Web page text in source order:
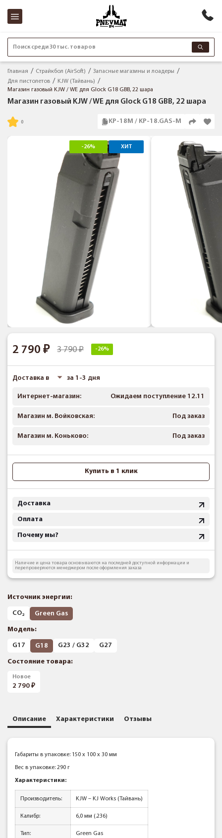
Поиск среди 30 тыс. товаров
Главная Страйкбол (AirSoft)
Запасные магазины и лоадеры
Для пистолетов
KJW (Тайвань)
Магазин газовый KJW / WE для Glock G18 GBB, 22 шара
Магазин газовый KJW / WE для Glock G18 GBB, 22 шара
KP-18M / KP-18.GAS-M
-26% ХИТ
2 790 3 790 -26%
Доставка в за 1-3 дня
Интернет-магазин: Ожидаем поступление 12.11
Магазин м. Войковская: Под заказ
Магазин м. Коньково: Под заказ
Купить в 1 клик
Доставка
Оплата
Почему мы?
Наличие и цена товара основываются на последней доступной информации и
перепроверяются менеджером после оформления заказа
Источник энергии:
CO₂ Green Gas
Модель:
G17 G18 G23 / G32 G27
Состояние товара:
Новое
2 790
Описание Характеристики Отзывы
Габариты в упаковке: 150 x 100 x 30 мм
Вес в упаковке: 290 г
Характеристики:
Производитель: KJW – KJ Works (Тайвань)
Калибр: 6,0 мм (.236)
Тип: Green Gas